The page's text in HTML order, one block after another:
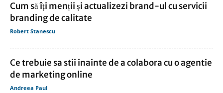
Cum să îți menții și actualizezi brand-ul cu servicii
branding de calitate
Robert Stanescu
Ce trebuie sa stii inainte de a colabora cu o agentie
de marketing online
Andreea Paul